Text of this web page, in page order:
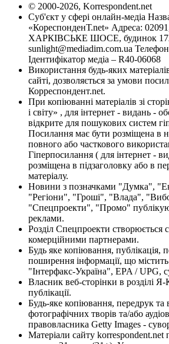
© 2000-2026, Korrespondent.net
Суб'єкт у сфері онлайн-медіа
«КореспонденТ.net» Адреса:
ХАРКІВСЬКЕ ШОСЕ, будинок
sunlight@mediadim.com.ua
Ідентифікатор медіа – R40-06068
Використання будь-яких
сайті, дозволяється за умови
Корреспондент.net.
При копіюванні матеріалів зі
і світу» , для інтернет - видань -
відкрите для пошукових систем
Посилання має бути розміщена в
повного або часткового
Гіперпосилання ( для інтернет -
розміщена в підзаголовку або в
матеріалу.
Новини з позначками "Думка",
"Регіони", "Гроші", "Влада",
"Спецпроекти", "Промо"
реклами.
Розділ Спецпроекти створюється
комерційними партнерами.
Будь яке копіювання, публікація,
поширення інформації, що
"Інтерфакс-Україна", EPA / UPG,
Власник веб-сторінки в розділі
публікації.
Будь-яке копіювання, передрук та
фотографічних творів та/або
правовласника Getty Images -
Матеріали сайту korrespondent.net